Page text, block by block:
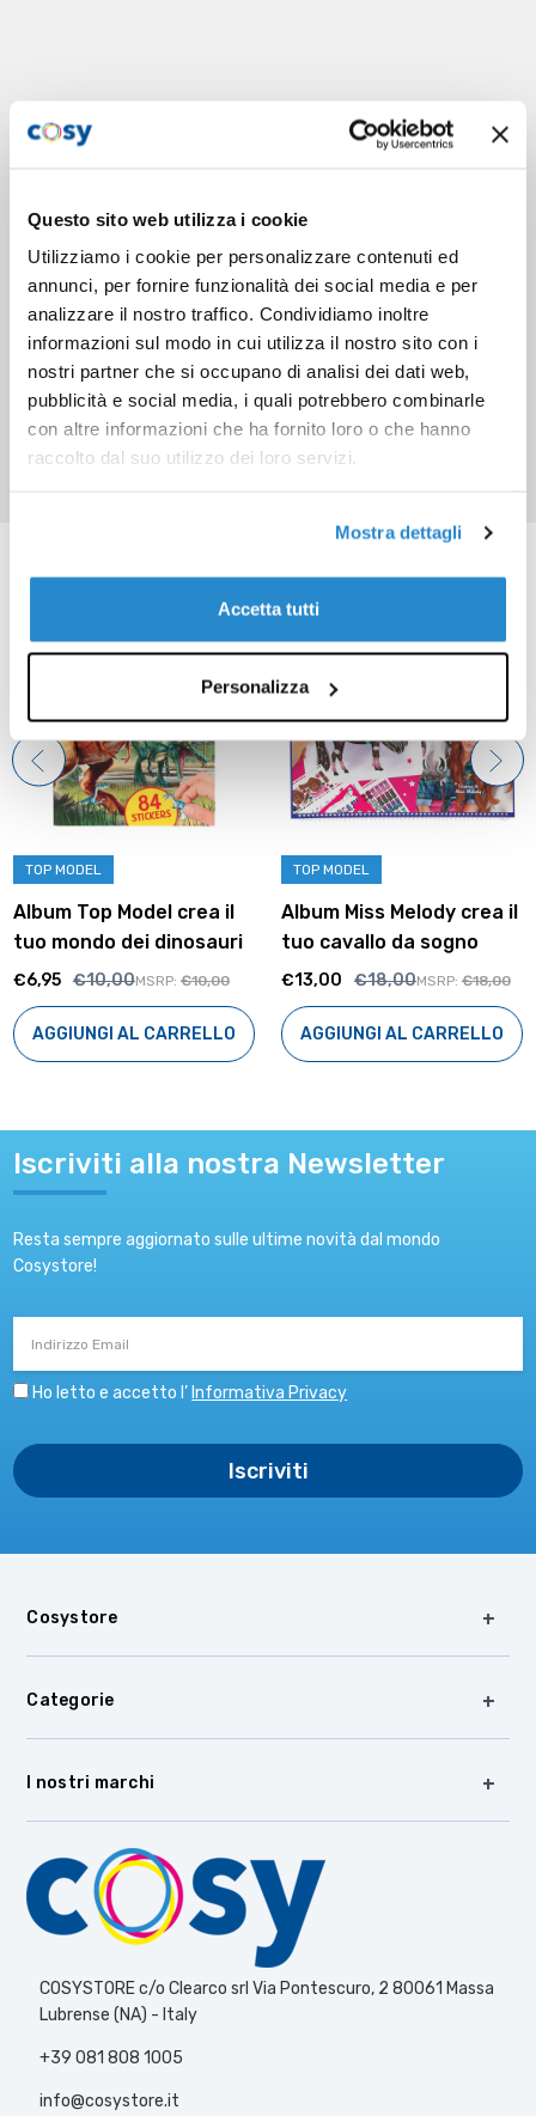
Questo sito web utilizza i cookie
Utilizziamo i cookie per personalizzare contenuti ed
annunci, per fornire funzionalità dei social media e per
analizzare il nostro traffico. Condividiamo inoltre
informazioni sul modo in cui utilizza il nostro sito con i
nostri partner che si occupano di analisi dei dati web,
pubblicità e social media, i quali potrebbero combinarle
con altre informazioni che ha fornito loro o che hanno
raccolto dal suo utilizzo dei loro servizi.
Mostra dettagli
Accetta tutti
Personalizza
TOP MODEL
Album Top Model crea il
tuo mondo dei dinosauri
€6,95 €10,00MSRP:€10,00
AGGIUNGI AL CARRELLO
TOP MODEL
Album Miss Melody crea il
tuo cavallo da sogno
€13,00 €18,00MSRP:€18,00
AGGIUNGI AL CARRELLO
Iscriviti alla nostra Newsletter
Resta sempre aggiornato sulle ultime novità dal mondo
Cosystore!
Ho letto e accetto l’ Informativa Privacy
Cosystore
Categorie
I nostri marchi
COSYSTORE c/o Clearco srl Via Pontescuro, 2 80061 Massa
Lubrense (NA) - Italy
+39 081 808 1005
info@cosystore.it